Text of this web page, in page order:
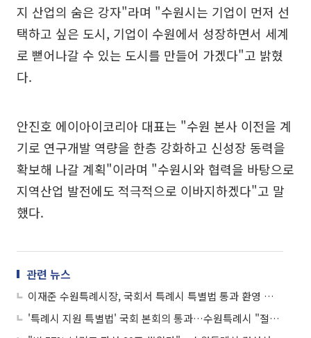
지 산업의 숨은 강자"라며 "수원시는 기업이 먼저 선
택하고 싶은 도시, 기업이 수원에서 성장하면서 세계
로 뻗어나갈 수 있는 도시를 만들어 가겠다"고 밝혔
다.
안진호 에이아이코리아 대표는 "수원 본사 이전을 계
기로 연구개발 역량을 한층 강화하고 신성장 동력을
확보해 나갈 계획"이라며 "수원시와 협력을 바탕으로
지역산업 발전에도 적극적으로 이바지하겠다"고 말
했다.
관련 뉴스
이재준 수원특례시장, 국회서 특례시 특별법 통과 환영 기자회견…"체감하는 변화 만들겠다"
'특례시 지원 특별법' 국회 본회의 통과…수원특례시 "절반의 성공, 절반의 아쉬움"